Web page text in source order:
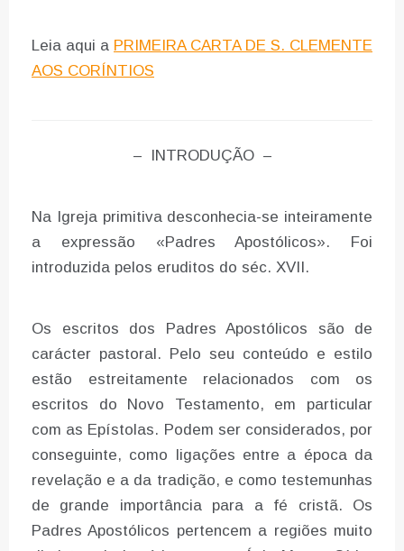
Leia aqui a PRIMEIRA CARTA DE S. CLEMENTE
AOS CORÍNTIOS
– INTRODUÇÃO –
Na Igreja primitiva desconhecia-se inteiramente
a expressão «Padres Apostólicos». Foi
introduzida pelos eruditos do séc. XVII.
Os escritos dos Padres Apostólicos são de
carácter pastoral. Pelo seu conteúdo e estilo
estão estreitamente relacionados com os
escritos do Novo Testamento, em particular
com as Epístolas. Podem ser considerados, por
conseguinte, como ligações entre a época da
revelação e a da tradição, e como testemunhas
de grande importância para a fé cristã. Os
Padres Apostólicos pertencem a regiões muito